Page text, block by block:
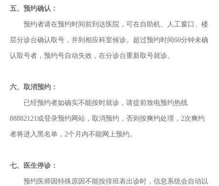
五、预约确认：
预约者请在预约时间前到达医院，可在自助机、人工窗口、楼
层分诊台确认取号，并到相应科室候诊。超过预约时间60分钟未确
认取号者，预约号自动失效，在分诊台重新取号就诊。
六、取消预约：
已经预约者如确实不能按时就诊，请提前致电预约热线
88882121或登录预约网站，取消预约，否则按爽约处理，2次爽约
者将进入黑名单，2个月内不能网上预约。
七、医生停诊：
预约医师因特殊原因不能按排班表出诊时，信息系统会自动以